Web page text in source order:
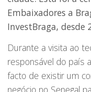
Embaixadores a
InvestBraga, desde
Durante a visita ao
responsável do país
facto de existir um